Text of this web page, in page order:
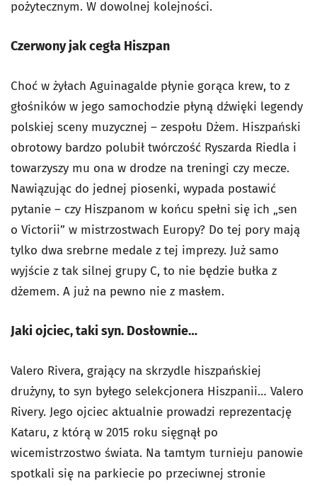
pożytecznym. W dowolnej kolejności.
Czerwony jak cegła Hiszpan
Choć w żyłach Aguinagalde płynie gorąca krew, to z
głośników w jego samochodzie płyną dźwięki legendy
polskiej sceny muzycznej – zespołu Dżem. Hiszpański
obrotowy bardzo polubił twórczość Ryszarda Riedla i
towarzyszy mu ona w drodze na treningi czy mecze.
Nawiązując do jednej piosenki, wypada postawić
pytanie – czy Hiszpanom w końcu spełni się ich „sen
o Victorii” w mistrzostwach Europy? Do tej pory mają
tylko dwa srebrne medale z tej imprezy. Już samo
wyjście z tak silnej grupy C, to nie będzie bułka z
dżemem. A już na pewno nie z masłem.
Jaki ojciec, taki syn. Dosłownie…
Valero Rivera, grający na skrzydle hiszpańskiej
drużyny, to syn byłego selekcjonera Hiszpanii… Valero
Rivery. Jego ojciec aktualnie prowadzi reprezentację
Kataru, z którą w 2015 roku sięgnął po
wicemistrzostwo świata. Na tamtym turnieju panowie
spotkali się na parkiecie po przeciwnej stronie